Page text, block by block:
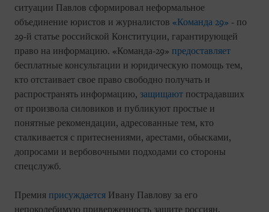
ситуации Павлов сформировал неформальное
объединение юристов и журналистов «Команда 29» - по
29-й статье российской Конституции, гарантирующей
право на информацию. «Команда-29» предоставляет
бесплатные консультации и юридическую помощь тем,
кто отстаивает свое право свободно получать и
распространять информацию, защищают пострадавших
от произвола силовиков и публикуют простые и
понятные рекомендации, адресованные тем, кто
сталкивается с притеснениями, арестами, обысками,
допросами и вербовочными подходами со стороны
спецслужб.
Премия присуждается Ивану Павлову за его